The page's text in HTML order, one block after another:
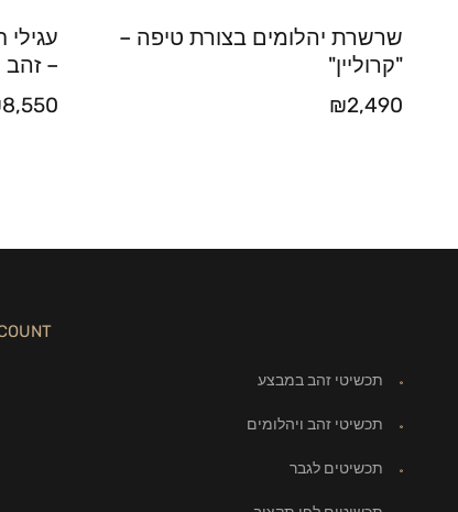
שרשרת יהלומים בצורת טיפה –
"קרוליין"
₪2,490
– זהב לבן
8,550
תכשיטי זהב במבצע
תכשיטי זהב ויהלומים
תכשיטים לגבר